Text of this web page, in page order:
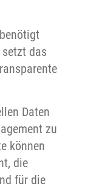
das
Daten
zu
können
die
für die